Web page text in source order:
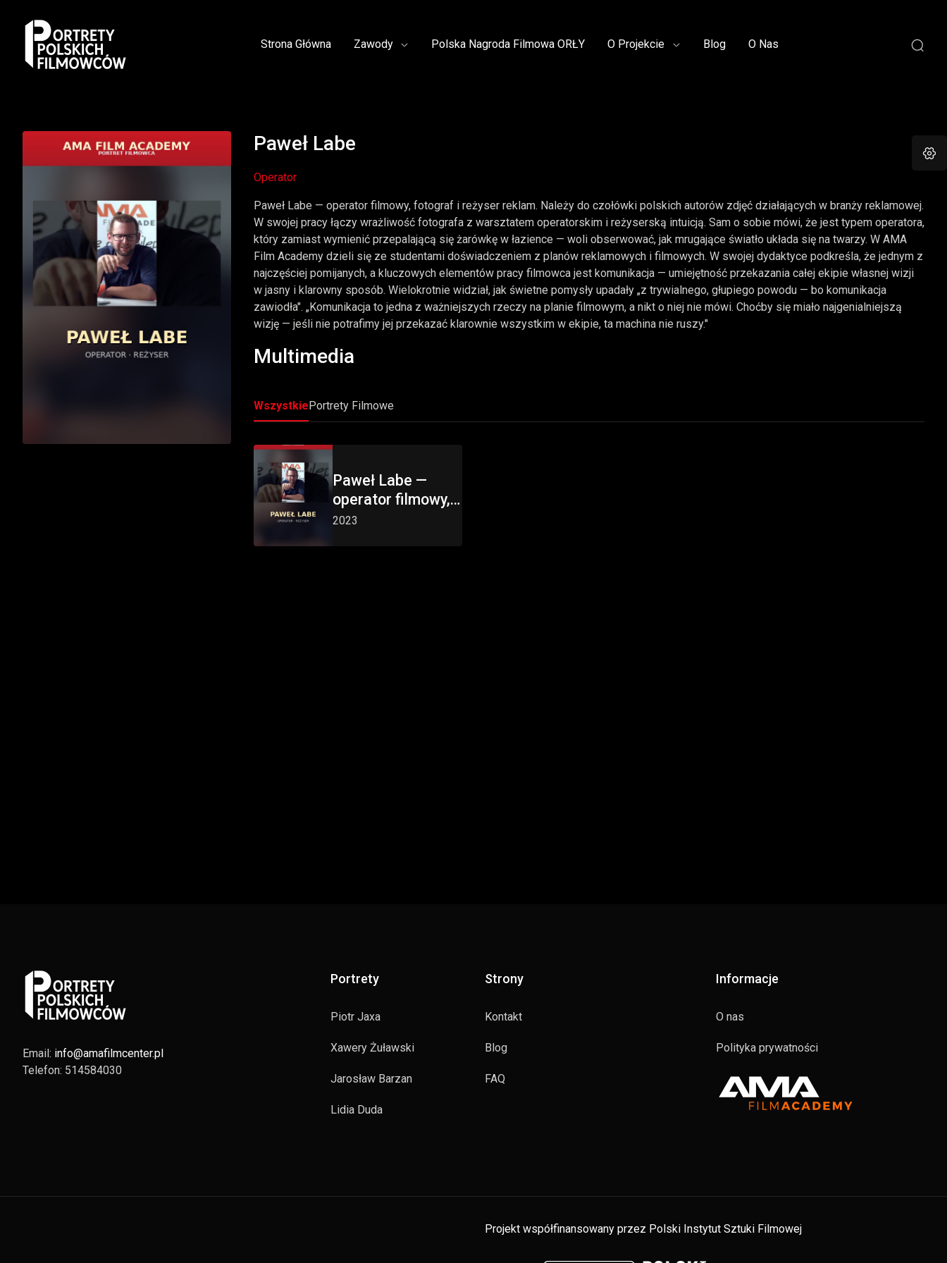
Strona Główna Zawody Polska Nagroda Filmowa ORŁY O Projekcie Blog O Nas
Paweł Labe
Operator
Paweł Labe — operator filmowy, fotograf i reżyser reklam. Należy do czołówki polskich autorów zdjęć działających w branży reklamowej.
W swojej pracy łączy wrażliwość fotografa z warsztatem operatorskim i reżyserską intuicją. Sam o sobie mówi, że jest typem operatora,
który zamiast wymienić przepalającą się żarówkę w łazience — woli obserwować, jak mrugające światło układa się na twarzy. W AMA
Film Academy dzieli się ze studentami doświadczeniem z planów reklamowych i filmowych. W swojej dydaktyce podkreśla, że jednym z
najczęściej pomijanych, a kluczowych elementów pracy filmowca jest komunikacja — umiejętność przekazania całej ekipie własnej wizji
w jasny i klarowny sposób. Wielokrotnie widział, jak świetne pomysły upadały „z trywialnego, głupiego powodu — bo komunikacja
zawiodła". „Komunikacja to jedna z ważniejszych rzeczy na planie filmowym, a nikt o niej nie mówi. Choćby się miało najgenialniejszą
wizję — jeśli nie potrafimy jej przekazać klarownie wszystkim w ekipie, ta machina nie ruszy."
Multimedia
WszystkiePortrety Filmowe
Paweł Labe —
operator filmowy,
fotograf, reżyser
2023
Email: info@amafilmcenter.pl
Telefon: 514584030
Portrety
Piotr Jaxa
Xawery Żuławski
Jarosław Barzan
Lidia Duda
Strony
Kontakt
Blog
FAQ
Informacje
O nas
Polityka prywatności
Projekt współfinansowany przez Polski Instytut Sztuki Filmowej